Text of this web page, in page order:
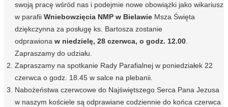
swoją pracę wśród nas i podejmie nowe obowiązki jako wikariusz
w parafiiWniebowzięcia NMP w Bielawie Msza Święta
dziękczynna za posługę ks. Bartosza zostanie
odprawionaw niedzielę, 28 czerwca, o godz. 12.00
Zapraszamy do udziału.
Zapraszamy na spotkanie Rady Parafialnej w poniedziałek 22
czerwca o godz. 18.45 w salce na plebanii.
Nabożeństwa czerwcowe do Najświętszego Serca Pana Jezusa
w naszym kościele są odprawiane codziennie do końca czerwca